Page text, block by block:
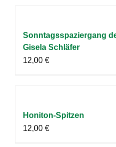
Sonntagsspaziergang
Gisela Schläfer
12,00 €
Honiton-Spitzen
12,00 €